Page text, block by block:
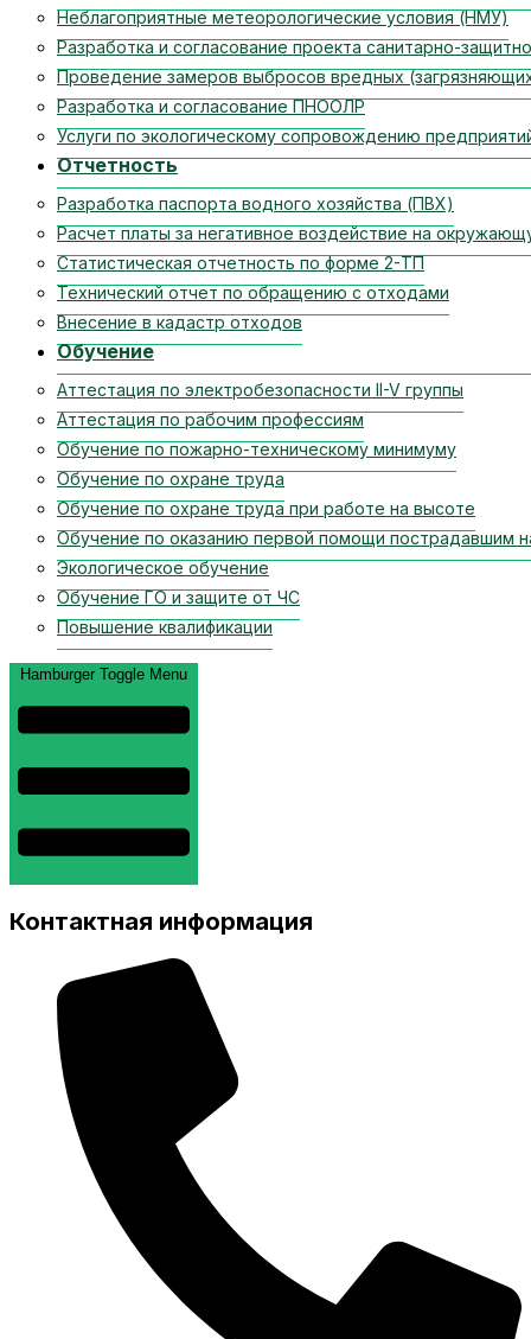
Неблагоприятные метеорологические условия (НМУ)
Разработка и согласование проекта санитарно-
Проведение замеров выбросов вредных
Разработка и согласование ПНООЛР
Услуги по экологическому сопровождению
Отчетность
Разработка паспорта водного хозяйства (ПВХ)
Расчет платы за негативное воздействие на
Статистическая отчетность по форме 2-ТП
Технический отчет по обращению с отходами
Внесение в кадастр отходов
Обучение
Аттестация по электробезопасности II-V группы
Аттестация по рабочим профессиям
Обучение по пожарно-техническому минимуму
Обучение по охране труда
Обучение по охране труда при работе на высоте
Обучение по оказанию первой помощи пострадавшим
Экологическое обучение
Обучение ГО и защите от ЧС
Повышение квалификации
Hamburger Toggle Menu
Контактная информация